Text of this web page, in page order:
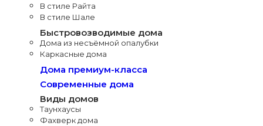
В стиле Райта
В стиле Шале
Быстровозводимые дома
Дома из несъёмной опалубки
Каркасные дома
Дома премиум-класса
Современные дома
Виды домов
Таунхаусы
Фахверк дома